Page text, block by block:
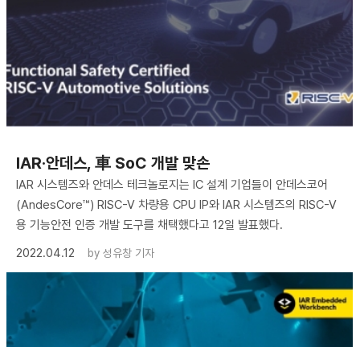
IAR·안데스, 車 SoC 개발 맞손
IAR 시스템즈와 안데스 테크놀로지는 IC 설계 기업들이 안데스코어
(AndesCore™) RISC-V 차량용 CPU IP와 IAR 시스템즈의 RISC-V
용 기능안전 인증 개발 도구를 채택했다고 12일 발표했다.
2022.04.12
by 성유창 기자